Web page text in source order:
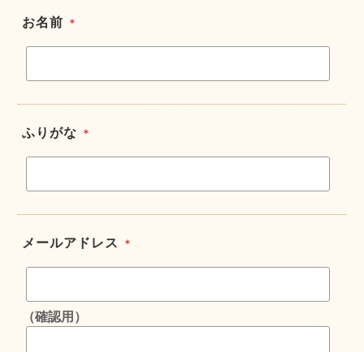
お名前 ＊
ふりがな ＊
メールアドレス ＊
（確認用）